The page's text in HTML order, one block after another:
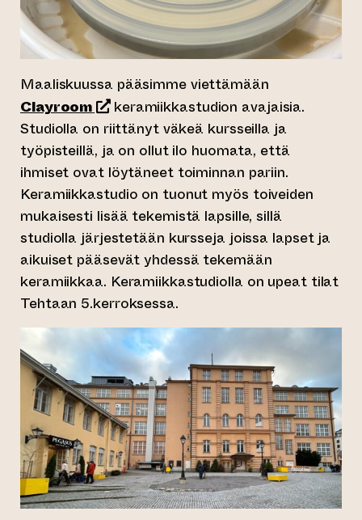
Maaliskuussa pääsimme viettämään
Clayroom(siirtyy toiseen verkkopalveluun)
keramiikkastudion avajaisia.
Studiolla on riittänyt väkeä kursseilla ja
työpisteillä, ja on ollut ilo huomata, että
ihmiset ovat löytäneet toiminnan pariin.
Keramiikkastudio on tuonut myös toiveiden
mukaisesti lisää tekemistä lapsille, sillä
studiolla järjestetään kursseja joissa lapset ja
aikuiset pääsevät yhdessä tekemään
keramiikkaa. Keramiikkastudiolla on upeat tilat
Tehtaan 5.kerroksessa.